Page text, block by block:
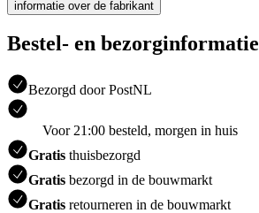
informatie over de fabrikant
Bestel- en bezorginformatie
Bezorgd door PostNL
Voor 21:00 besteld, morgen in huis
Gratis thuisbezorgd
Gratis bezorgd in de bouwmarkt
Gratis retourneren in de bouwmarkt